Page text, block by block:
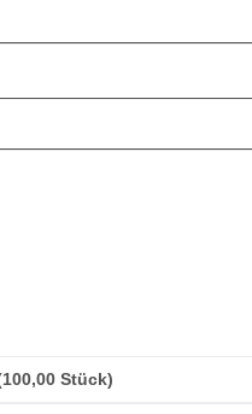
Stück)